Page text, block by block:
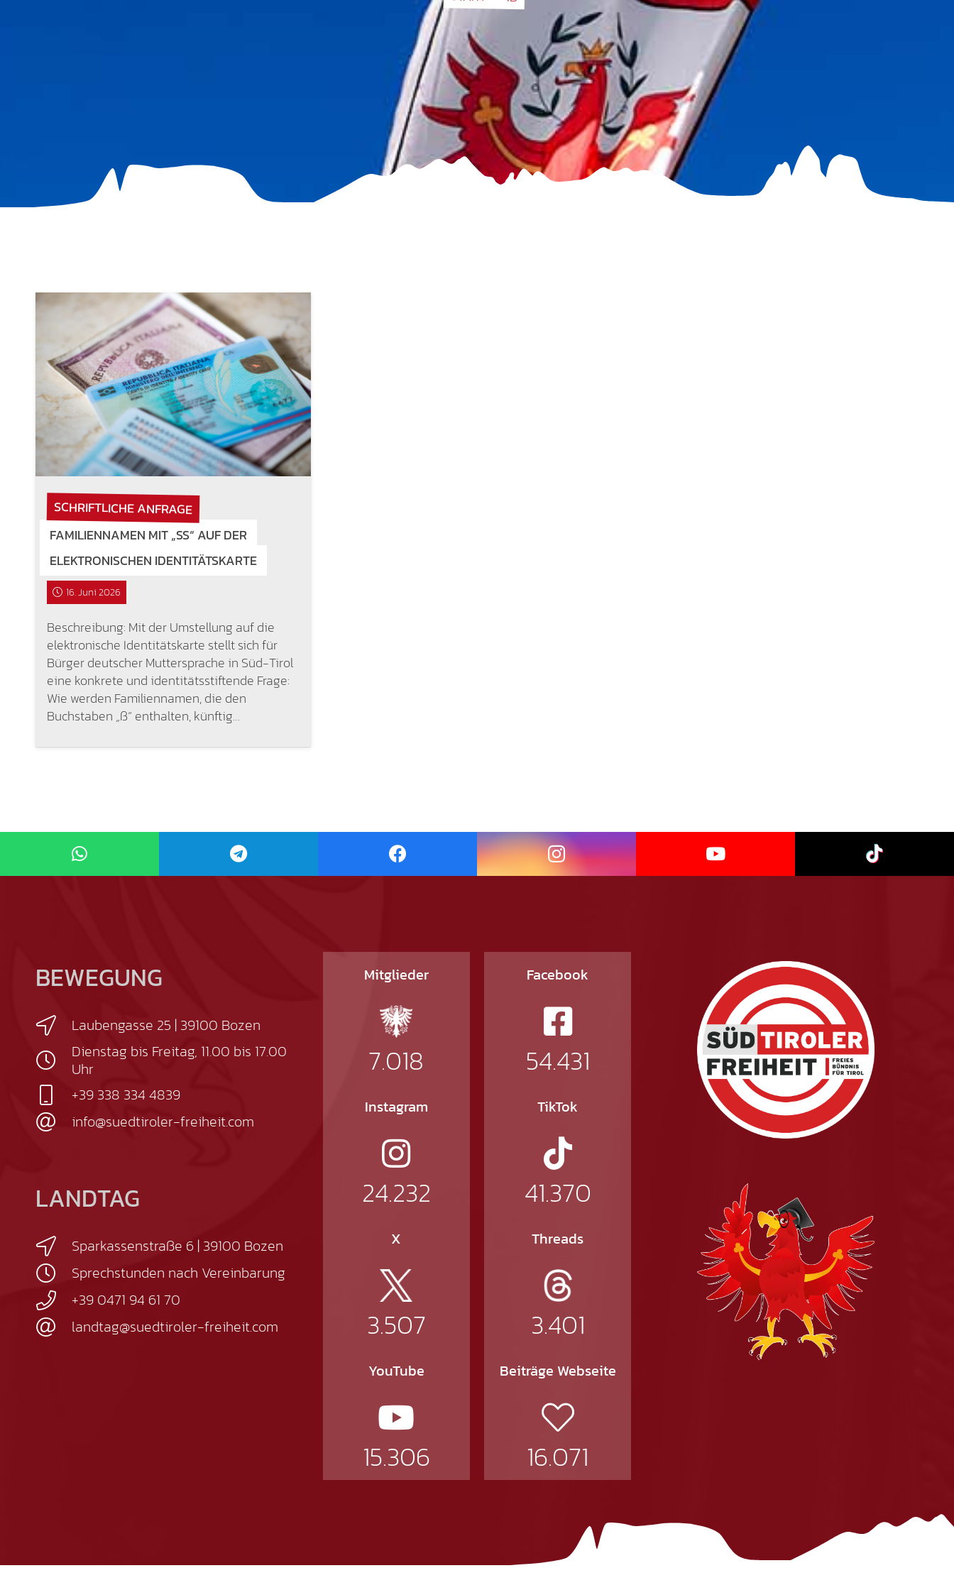
SCHRIFTLICHE ANFRAGE
FAMILIENNAMEN MIT „SS“ AUF DER E
LEKTRONISCHEN IDENTITÄTSKARTE
16. Juni 2026
Beschreibung: Mit der Umstellung auf die
elektronische Identitätskarte stellt sich für
Bürger deutscher Muttersprache in Süd-Tirol
eine konkrete und identitätsstiftende Frage:
Wie werden Familiennamen, die den
Buchstaben „ß“ enthalten, künftig…
BEWEGUNG
Laubengasse 25 | 39100 Bozen
Dienstag bis Freitag, 11.00 bis 17.00
Uhr
+39 338 334 4839
info@suedtiroler-freiheit.com
LANDTAG
Sparkassenstraße 6 | 39100 Bozen
Sprechstunden nach Vereinbarung
+39 0471 94 61 70
landtag@suedtiroler-freiheit.com
Mitglieder
7.018
Facebook
54.431
Instagram
24.232
TikTok
41.370
X
3.507
Threads
3.401
YouTube
15.306
Beiträge Webseite
16.071